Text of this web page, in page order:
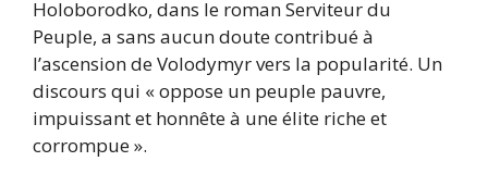
Holoborodko, dans le roman Serviteur du
Peuple, a sans aucun doute contribué à
l’ascension de Volodymyr vers la popularité. Un
discours qui « oppose un peuple pauvre,
impuissant et honnête à une élite riche et
corrompue ».